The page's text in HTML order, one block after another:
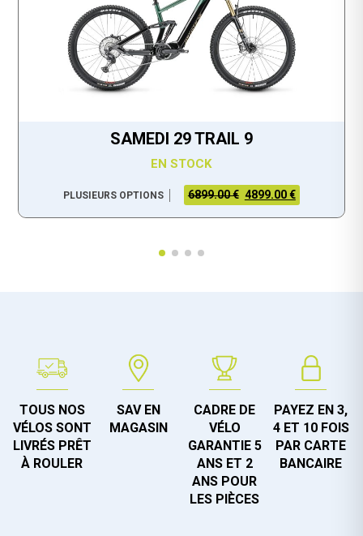
SAMEDI 29 TRAIL 9
EN STOCK
PLUSIEURS OPTIONS 6899.00 € 4899.00 €
TOUS NOS
VÉLOS SONT
LIVRÉS PRÊT
À ROULER
SAV EN
MAGASIN
CADRE DE
VÉLO
GARANTIE 5
ANS ET 2
ANS POUR
LES PIÈCES
PAYEZ EN 3,
4 ET 10 FOIS
PAR CARTE
BANCAIRE